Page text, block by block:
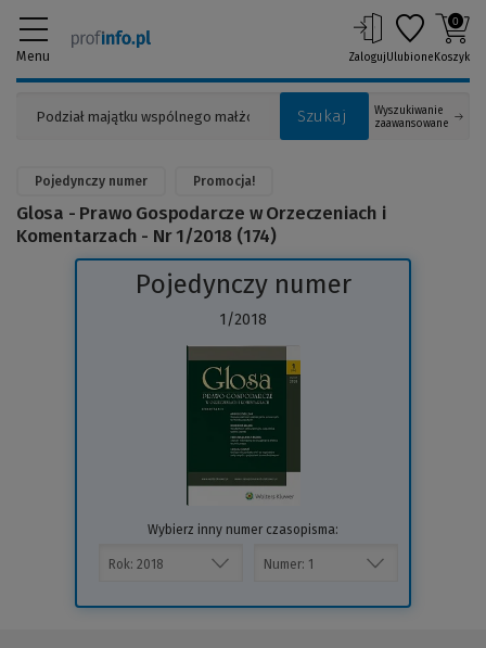
Menu
Szukaj
Wyszukiwanie
zaawansowane
ZalogujUlubione
0
Koszyk
Pojedynczy numer Promocja!
Glosa - Prawo Gospodarcze w Orzeczeniach i
Komentarzach - Nr 1/2018 (174)
Pojedynczy numer
1/2018
do
Wybierz inny numer czasopisma: